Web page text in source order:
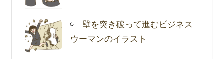
壁を突き破って進むビジネス
ウーマンのイラスト